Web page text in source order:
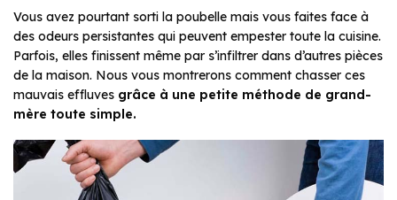
Vous avez pourtant sorti la poubelle mais vous faites face à
des odeurs persistantes qui peuvent empester toute la cuisine.
Parfois, elles finissent même par s’infiltrer dans d’autres pièces
de la maison. Nous vous montrerons comment chasser ces
mauvais effluves grâce à une petite méthode de grand-
mère toute simple.